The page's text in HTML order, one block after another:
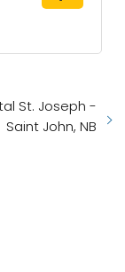
St. Joseph -
Saint John, NB